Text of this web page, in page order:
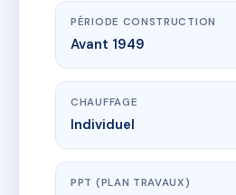
PÉRIODE CONSTRUCTION
Avant 1949
CHAUFFAGE
Individuel
PPT (PLAN TRAVAUX)